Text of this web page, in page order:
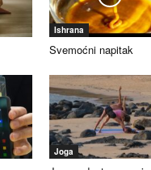
Ishrana
Svemoćni napitak
Joga